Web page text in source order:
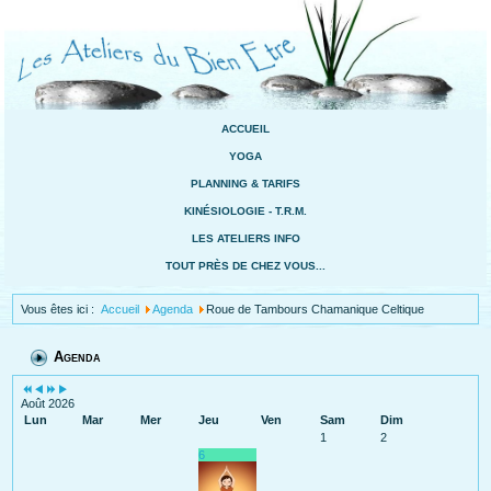
ACCUEIL
YOGA
PLANNING & TARIFS
KINÉSIOLOGIE - T.R.M.
LES ATELIERS INFO
TOUT PRÈS DE CHEZ VOUS...
Vous êtes ici :Accueil Agenda Roue de Tambours Chamanique Celtique
Agenda
Août 2026
Lun
Mar Mer Jeu Ven Sam
Dim
1
2
6